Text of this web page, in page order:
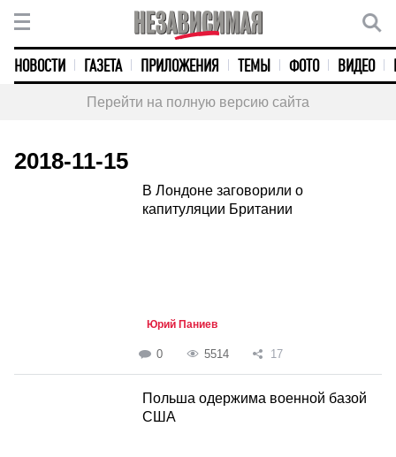
НОВОСТИ ГАЗЕТА ПРИЛОЖЕНИЯ ТЕМЫ ФОТО ВИДЕО
Перейти на полную версию сайта
2018-11-15
В Лондоне заговорили о
капитуляции Британии
Юрий Паниев
0 5514 17
Польша одержима военной базой
США